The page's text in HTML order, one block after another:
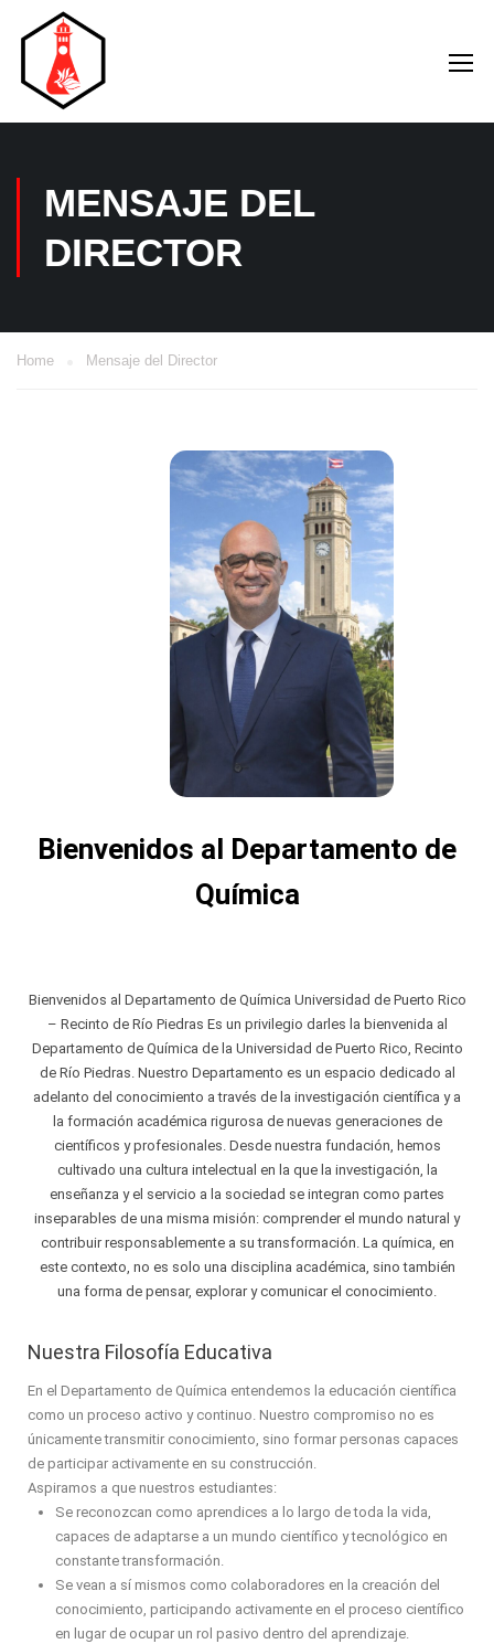
MENSAJE DEL
DIRECTOR
Home Mensaje del Director
Bienvenidos al Departamento de
Química
Bienvenidos al Departamento de Química Universidad de Puerto Rico
– Recinto de Río Piedras Es un privilegio darles la bienvenida al
Departamento de Química de la Universidad de Puerto Rico, Recinto
de Río Piedras. Nuestro Departamento es un espacio dedicado al
adelanto del conocimiento a través de la investigación científica y a
la formación académica rigurosa de nuevas generaciones de
científicos y profesionales. Desde nuestra fundación, hemos
cultivado una cultura intelectual en la que la investigación, la
enseñanza y el servicio a la sociedad se integran como partes
inseparables de una misma misión: comprender el mundo natural y
contribuir responsablemente a su transformación. La química, en
este contexto, no es solo una disciplina académica, sino también
una forma de pensar, explorar y comunicar el conocimiento.
Nuestra Filosofía Educativa
En el Departamento de Química entendemos la educación científica
como un proceso activo y continuo. Nuestro compromiso no es
únicamente transmitir conocimiento, sino formar personas capaces
de participar activamente en su construcción.
Aspiramos a que nuestros estudiantes:
Se reconozcan como aprendices a lo largo de toda la vida,
capaces de adaptarse a un mundo científico y tecnológico en
constante transformación.
Se vean a sí mismos como colaboradores en la creación del
conocimiento, participando activamente en el proceso científico
en lugar de ocupar un rol pasivo dentro del aprendizaje.